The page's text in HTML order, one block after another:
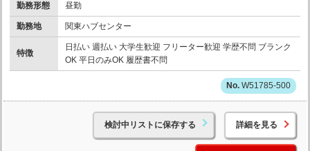
勤務形態 昼勤
勤務地 関東ハブセンター
特徴
日払い 週払い 大学生歓迎 フリーター歓迎 学歴不問 ブランク
OK 平日のみOK 履歴書不問
W51785-500
検討中リストに保存する 詳細を見る